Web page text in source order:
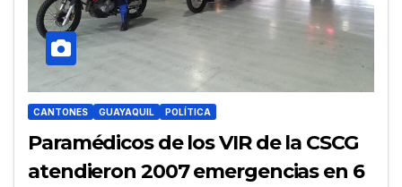
CANTONES GUAYAQUIL POLÍTICA
Paramédicos de los VIR de la CSCG
atendieron 2007 emergencias en 6